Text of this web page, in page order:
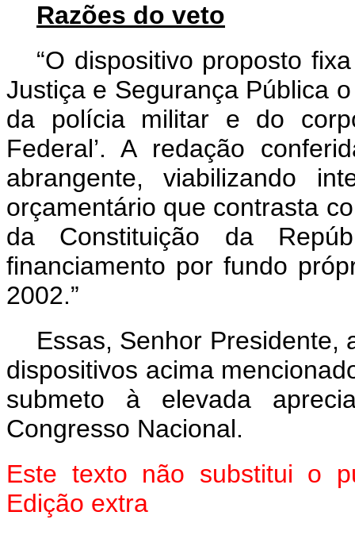
Razões do veto
“O dispositivo proposto
Justiça e Segurança Pública
da polícia militar e do
Federal’. A redação
abrangente, viabilizando
orçamentário que contrasta
da Constituição da
financiamento por fundo
2002.”
Essas, Senhor Presidente,
dispositivos acima
submeto à elevada
Congresso Nacional.
Este texto não substitui o
Edição extra